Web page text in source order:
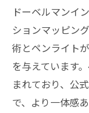
ドーベルマンイ
ションマッピン
術とペンライト
を与えています
まれており、公
で、より一体感